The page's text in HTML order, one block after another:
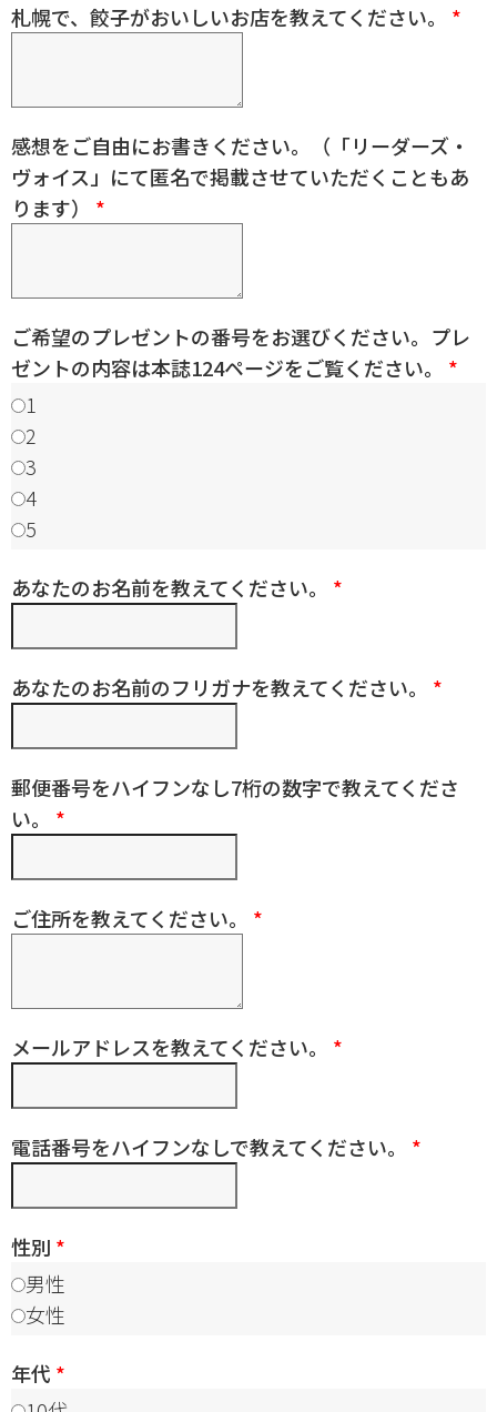
札幌で、餃子がおいしいお店を教えてください。 *
感想をご自由にお書きください。（「リーダーズ・
ヴォイス」にて匿名で掲載させていただくこともあ
ります） *
ご希望のプレゼントの番号をお選びください。プレ
ゼントの内容は本誌124ページをご覧ください。 *
1
2
3
4
5
あなたのお名前を教えてください。 *
あなたのお名前のフリガナを教えてください。 *
郵便番号をハイフンなし7桁の数字で教えてくださ
い。 *
ご住所を教えてください。 *
メールアドレスを教えてください。 *
電話番号をハイフンなしで教えてください。 *
性別 *
男性
女性
年代 *